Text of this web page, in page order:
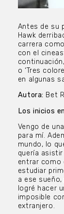
Antes de su
Hawk
carrera
con el
o ‘Tres
en algunas
Autora: Bet
Los inicios
Vengo de
para mí.
mundo, lo
quería
entrar como
estudiar
a ese
logré hacer
imposible
extranjero.